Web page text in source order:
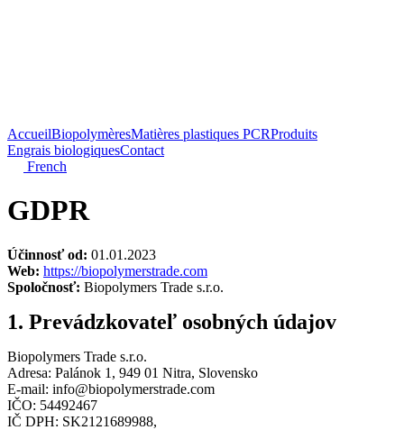
AccueilBiopolymèresMatières plastiques PCRProduits
Engrais biologiquesContact
French
GDPR
Účinnosť od: 01.01.2023
Web: https://biopolymerstrade.com
Spoločnosť: Biopolymers Trade s.r.o.
1. Prevádzkovateľ osobných údajov
Biopolymers Trade s.r.o.
Adresa: Palánok 1, 949 01 Nitra, Slovensko
E-mail: info@biopolymerstrade.com
IČO: 54492467
IČ DPH: SK2121689988,